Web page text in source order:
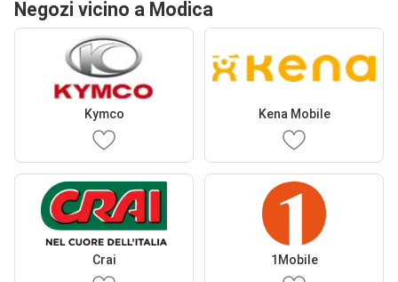
Negozi vicino a Modica
Kymco Kena Mobile
Crai 1Mobile